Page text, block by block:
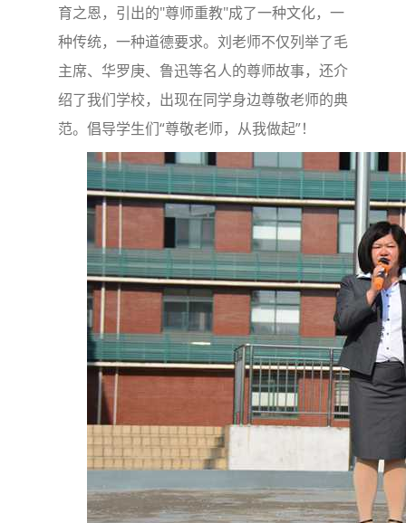
育之恩，引出的"尊师重教"成了一种文化，一
种传统，一种道德要求。刘老师不仅列举了毛
主席、华罗庚、鲁迅等名人的尊师故事，还介
绍了我们学校，出现在同学身边尊敬老师的典
范。倡导学生们“尊敬老师，从我做起”！